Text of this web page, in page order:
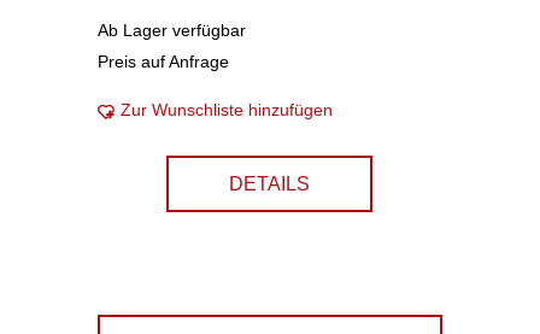
Ab Lager verfügbar
Preis auf Anfrage
Zur Wunschliste hinzufügen
DETAILS